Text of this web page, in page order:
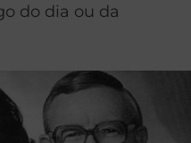
do dia ou da